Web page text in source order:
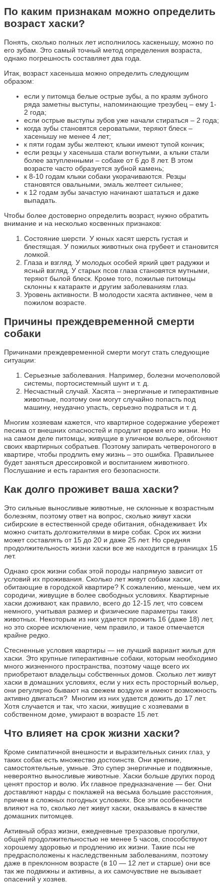
По каким признакам можно определить
возраст хаски?
Понять, сколько полных лет исполнилось хаскенышу, можно по
его зубам. Это самый точный метод определения возраста,
однако погрешность составляет два года.
Итак, возраст хасеныша можно определить следующим
образом:
если у питомца белые острые зубы, а по краям зубного
ряда заметны выступы, напоминающие трезубец – ему 1-
2 года;
если острые выступы зубов уже начали стираться – 2 года;
когда зубы становятся сероватыми, теряют блеск –
хасенышу не менее 4 лет;
к пяти годам зубы желтеют, клыки имеют тупой кончик;
если резцы у хасеныша стали вогнутыми, а клыки стали
более затупленными – собаке от 6 до 8 лет. В этом
возрасте часто образуется зубной камень;
к 8-10 годам клыки собаки укорачиваются. Резцы
становятся овальными, эмаль желтеет сильнее;
к 12 годам зубы зачастую начинают шататься и даже
выпадать.
Чтобы более достоверно определить возраст, нужно обратить
внимание и на несколько косвенных признаков:
Состояние шерсти. У юных хасят шерсть густая и
блестящая. У пожилых животных она грубеет и становится
ломкой.
Глаза и взгляд. У молодых особей яркий цвет радужки и
ясный взгляд. У старых псов глаза становятся мутными,
теряют былой блеск. Кроме того, пожилые питомцы
склонны к катаракте и другим заболеваниям глаз.
Уровень активности. В молодости хасята активнее, чем в
пожилом возрасте.
Причины преждевременной смерти
собаки
Причинами преждевременной смерти могут стать следующие
ситуации:
Серьезные заболевания. Например, болезни мочеполовой
системы, портосистемный шунт и т. д.
Несчастный случай. Хасята – энергичные и гиперактивные
животные, поэтому они могут случайно попасть под
машину, неудачно упасть, серьезно подраться и т. д.
Многим хозяевам кажется, что квартирное содержание убережет
песика от внешних опасностей и продлит время его жизни. Но
на самом деле питомцы, живущие в уличном вольере, обгоняют
своих квартирных собратьев. Поэтому запирать четвероногого в
квартире, чтобы продлить ему жизнь – это ошибка. Правильнее
будет заняться дрессировкой и воспитанием животного.
Послушание и есть гарантия его безопасности.
Как долго проживет ваша хаски?
Это сильные выносливые животные, не склонные к возрастным
болезням, поэтому ответ на вопрос, сколько живут хаски
сибирские в естественной среде обитания, обнадеживает. Их
можно считать долгожителями в мире собак. Срок их жизни
может составлять от 15 до 20 и даже 25 лет. Но средняя
продолжительность жизни хаски все же находится в границах 15
лет.
Однако срок жизни собак этой породы напрямую зависит от
условий их проживания. Сколько лет живут собаки хаски,
обитающие в городской квартире? К сожалению, меньше, чем их
сородичи, живущие в более свободных условиях. Квартирные
хаски доживают, как правило, всего до 12-15 лет, что совсем
немного, учитывая размер и физические параметры таких
животных. Некоторым из них удается прожить 16 (даже 18) лет,
но это скорее исключение, чем правило, и такое отмечается
крайне редко.
Стесненные условия квартиры — не лучший вариант жилья для
хаски. Это крупные гиперактивные собаки, которым необходимо
много жизненного пространства, поэтому чаще всего их
приобретают владельцы собственных домов. Сколько лет живут
хаски в домашних условиях, если у них есть просторный вольер,
они регулярно бывают на свежем воздухе и имеют возможность
активно двигаться? Многим из них удается дожить до 17 лет.
Хотя случается и так, что хаски, живущие с хозяевами в
собственном доме, умирают в возрасте 15 лет.
Что влияет на срок жизни хаски?
Кроме симпатичной внешности и выразительных синих глаз, у
таких собак есть множество достоинств. Они крепкие,
самостоятельные, умные. Это супер энергичные и подвижные,
невероятно выносливые животные. Хаски больше других пород
ценят простор и волю. Их главное предназначение — бег. Они
доставляют нарды с поклажей на весьма большие расстояния,
причем в сложных погодных условиях. Все эти особенности
влияют на то, сколько лет живут хаски, оказываясь в качестве
домашних питомцев.
Активный образ жизни, ежедневные трехразовые прогулки,
общей продолжительностью не менее 5 часов, способствуют
хорошему здоровью и продлению их жизни. Такие псы не
предрасположены к наследственным заболеваниям, поэтому
даже в преклонном возрасте (в 10 — 12 лет и старше) они все
так же подвижны и активны, а их самочувствие не вызывает
опасений у хозяев.